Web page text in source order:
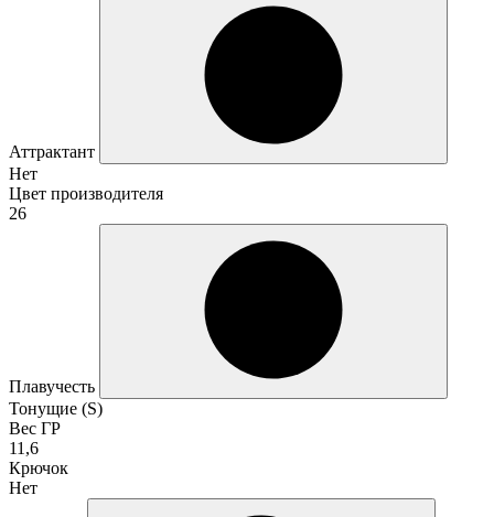
Аттрактант
Нет
Цвет производителя
26
Плавучесть
Тонущие (S)
Вес ГР
11,6
Крючок
Нет